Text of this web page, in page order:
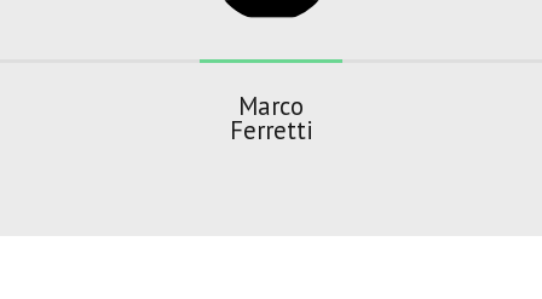
Marco
Ferretti